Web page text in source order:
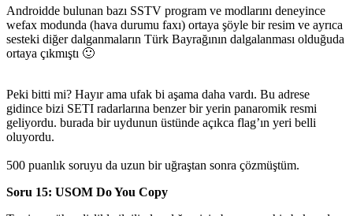
Androidde bulunan bazı SSTV program ve modlarını deneyince
wefax modunda (hava durumu faxı) ortaya şöyle bir resim ve ayrıca
sesteki diğer dalganmaların Türk Bayrağının dalgalanması olduğuda
ortaya çıkmıştı 🙂
Peki bitti mi? Hayır ama ufak bi aşama daha vardı. Bu adrese
gidince bizi SETI radarlarına benzer bir yerin panaromik resmi
geliyordu. burada bir uydunun üstünde açıkca flag’ın yeri belli
oluyordu.
500 puanlık soruyu da uzun bir uğraştan sonra çözmüştüm.
Soru 15: USOM Do You Copy